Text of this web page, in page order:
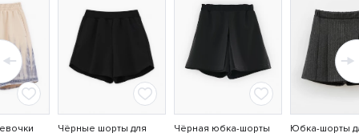
Чёрные шорты для
Чёрная юбка-шорты
Юбка-шорты